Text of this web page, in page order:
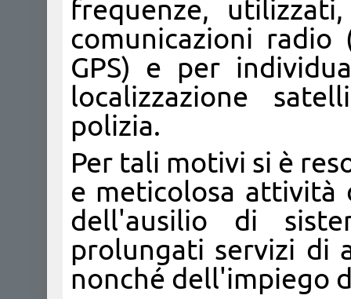
frequenze,
comunicazioni radio
GPS) e per
localizzazione
polizia.
Per tali motivi si è
e meticolosa attività
dell'ausilio di
prolungati servizi di
nonché dell'impiego